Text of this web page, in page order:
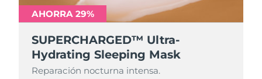
AHORRA 29%
SUPERCHARGED™ Ultra-
Hydrating Sleeping Mask
Reparación nocturna intensa.